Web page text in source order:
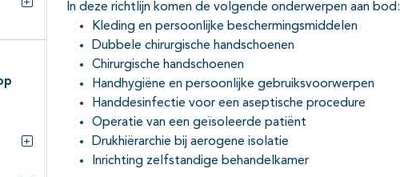
Alles openklappen
Subpagina's open- en dichtklappen
In deze richtlijn komen de volgende onderwerpen aan bod:
Kleding en persoonlijke beschermingsmiddelen
Dubbele chirurgische handschoenen
Chirurgische handschoenen
Handhygiëne en persoonlijke gebruiksvoorwerpen
Handdesinfectie voor een aseptische procedure
Operatie van een geïsoleerde patiënt
Drukhiërarchie bij aerogene isolatie
Inrichting zelfstandige behandelkamer